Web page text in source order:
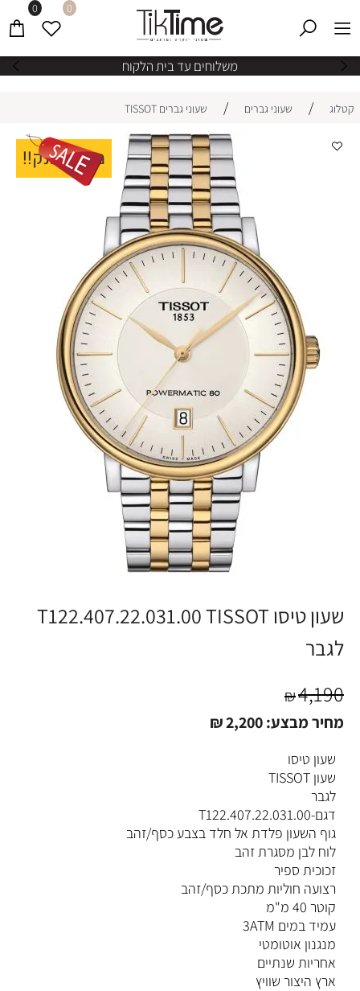
משלוחים עד בית הלקוח
0 0
קטלוג / שעוני גברים / שעוני גברים TISSOT
מבצע ענק!!
שעון טיסו T122.407.22.031.00 TISSOT
לגבר
₪4,190
מחיר מבצע: ₪2,200
שעון טיסו
שעון TISSOT
לגבר
דגם-T122.407.22.031.00
גוף השעון פלדת אל חלד בצבע כסף/זהב
לוח לבן מסגרת זהב
זכוכית ספיר
רצועה חוליות מתכת כסף/זהב
קוטר 40 מ"מ
עמיד במים 3ATM
מנגנון אוטומטי
אחריות שנתיים
ארץ היצור שוויץ